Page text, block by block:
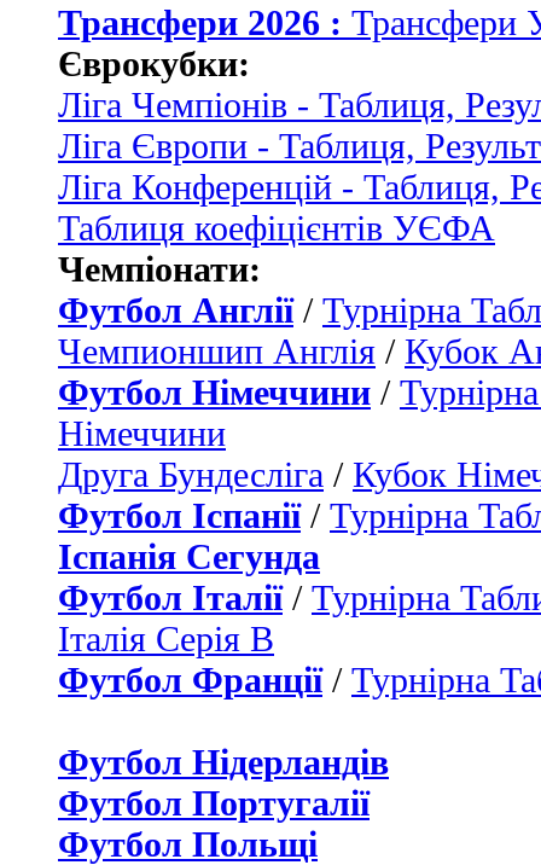
Трансфери 2026 : Трансфери
Єврокубки:
Ліга Чемпіонів - Таблиця,
Ліга Європи - Таблиця,
Ліга Конференцій - Таблиця,
Таблиця коефіцієнтів УЄФА
Чемпіонати:
Футбол Англії/ Турнірна
Чемпионшип Англія / Кубок
Футбол Німеччини /
Німеччини
Друга Бундесліга / Кубок
Футбол Іспанії/ Турнірна
Іспанія Сегунда
Футбол Італії/ Турнірна
Італія Серія B
Футбол Франції/ Турнірна
Футбол Нідерландiв
Футбол Португалії
Футбол Польщі